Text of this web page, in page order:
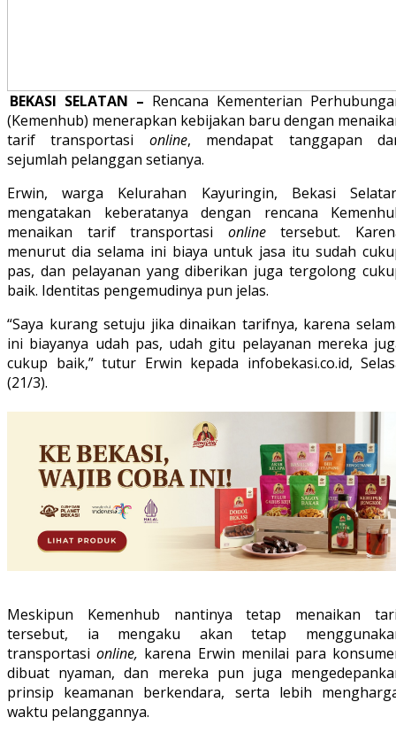
BEKASI SELATAN – Rencana Kementerian
(Kemenhub) menerapkan kebijakan baru dengan
tarif transportasi online, mendapat tanggapan
sejumlah pelanggan setianya.
Erwin, warga Kelurahan Kayuringin, Bekasi
mengatakan keberatanya dengan rencana
menaikan tarif transportasi onlinetersebut.
menurut dia selama ini biaya untuk jasa itu sudah
pas, dan pelayanan yang diberikan juga tergolong
baik. Identitas pengemudinya pun jelas.
“Saya kurang setuju jika dinaikan tarifnya, karena
ini biayanya udah pas, udah gitu pelayanan mereka
cukup baik,” tutur Erwin kepada infobekasi.co.id,
(21/3).
Meskipun Kemenhub nantinya tetap menaikan
tersebut, ia mengaku akan tetap
transportasionline, karena Erwin menilai para
dibuat nyaman, dan mereka pun juga
prinsip keamanan berkendara, serta lebih
waktu pelanggannya.